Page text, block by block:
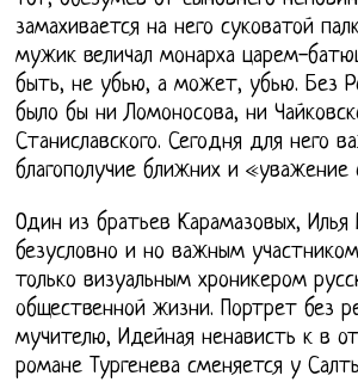
замахивается на него суковатой
мужик величал монарха царем-
быть, не убью, а может, убью. Без
было бы ни Ломоносова, ни
Станиславского. Сегодня для него
благополучие ближних и
Один из братьев Карамазовых,
безусловно и но важным
только визуальным хроникером
общественной жизни. Портрет без
мучителю, Идейная ненависть к в
романе Тургенева сменяется у